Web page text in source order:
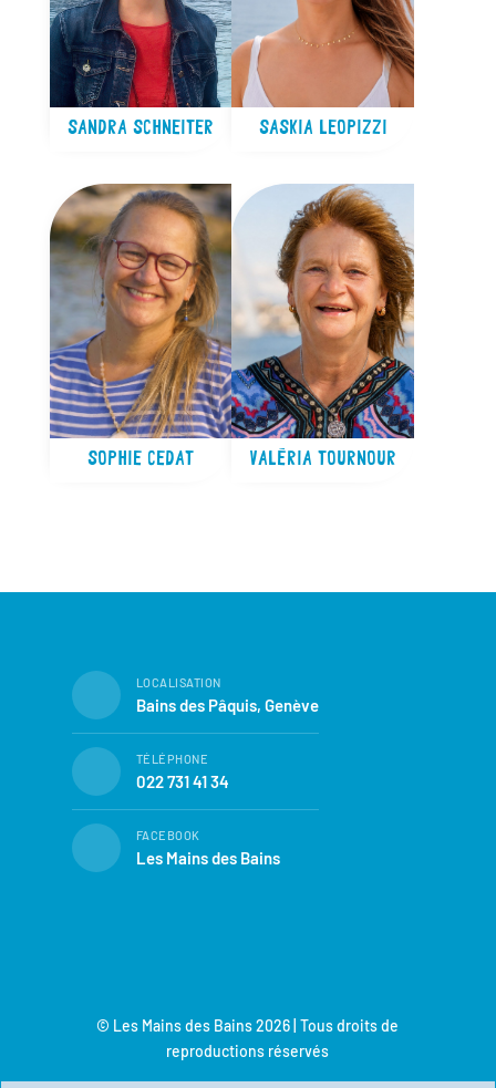
SANDRA SCHNEITER SASKIA LEOPIZZI
SOPHIE CEDAT VALÉRIA TOURNOUR
LOCALISATION
Bains des Pâquis, Genève
TÉLÉPHONE
022 731 41 34
FACEBOOK
Les Mains des Bains
© Les Mains des Bains 2026 | Tous droits de
reproductions réservés